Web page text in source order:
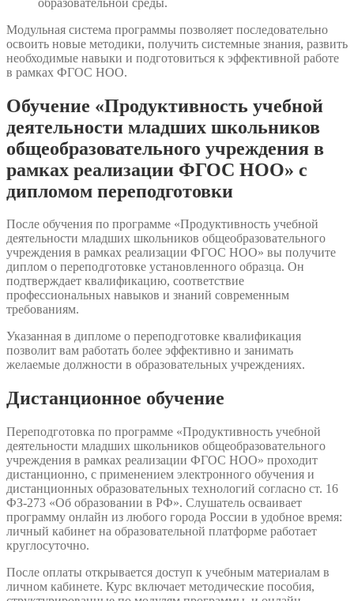
Модульная система программы позволяет последовательно
освоить новые методики, получить системные знания, развить
необходимые навыки и подготовиться к эффективной работе
в рамках ФГОС НОО.
Обучение «Продуктивность учебной
деятельности младших школьников
общеобразовательного учреждения в
рамках реализации ФГОС НОО» с
дипломом переподготовки
После обучения по программе «Продуктивность учебной
деятельности младших школьников общеобразовательного
учреждения в рамках реализации ФГОС НОО» вы получите
диплом о переподготовке установленного образца. Он
подтверждает квалификацию, соответствие
профессиональных навыков и знаний современным
требованиям.
Указанная в дипломе о переподготовке квалификация
позволит вам работать более эффективно и занимать
желаемые должности в образовательных учреждениях.
Дистанционное обучение
Переподготовка по программе «Продуктивность учебной
деятельности младших школьников общеобразовательного
учреждения в рамках реализации ФГОС НОО» проходит
дистанционно, с применением электронного обучения и
дистанционных образовательных технологий согласно ст. 16
ФЗ-273 «Об образовании в РФ». Слушатель осваивает
программу онлайн из любого города России в удобное время:
личный кабинет на образовательной платформе работает
круглосуточно.
После оплаты открывается доступ к учебным материалам в
личном кабинете. Курс включает методические пособия,